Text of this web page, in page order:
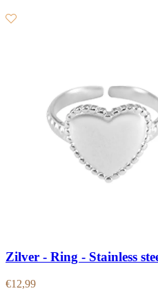
Zilver - Ring - Stainless
€12,99